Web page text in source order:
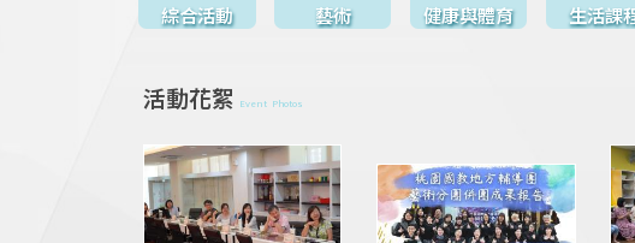
綜合活動 藝術 健康與體育 生活課
活動花絮 Event Photos